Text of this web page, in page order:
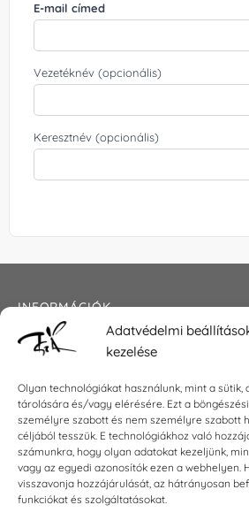
Adatvédelmi
kezelése
Olyan technológiákat használunk, mint a sütik,
tárolására és/vagy elérésére. Ezt a
személyre szabott és nem személyre szabott
céljából tesszük. E technológiákhoz való
számunkra, hogy olyan adatokat kezeljünk,
vagy az egyedi azonosítók ezen a webhelyen.
visszavonja hozzájárulását, az hátrányosan
funkciókat és szolgáltatásokat.
E-mail címed
Vezetéknév (opcionális)
Keresztnév (opcionális)
INFORMÁCIÓK
Általános szerződési feltételek
Impresszum
KAPCSOLAT
E-mail:shop@torokszilvi.com
Telefon: +36 30 6767872